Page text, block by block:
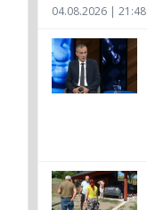
04.08.2026 | 21:48